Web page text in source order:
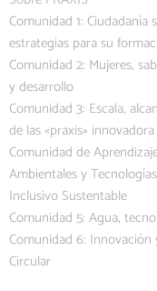
Comunidad 1: Ciudadanía
estrategias para su
Comunidad 2: Mujeres,
y desarrollo
Comunidad 3: Escala,
de las «praxis»
Comunidad de
Ambientales y
Inclusivo Sustentable
Comunidad 5: Agua,
Comunidad 6:
Circular